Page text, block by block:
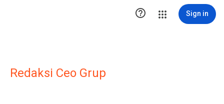
 Sign in
Redaksi Ceo Grup